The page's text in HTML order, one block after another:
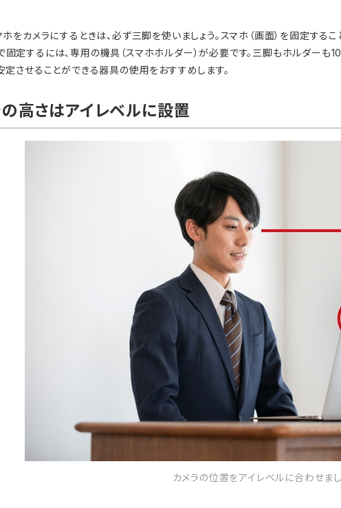
ホをカメラにするときは、必ず三脚を使いましょう。スマホ（画面）を固定する
固定するには、専用の機具（スマホホルダー）が必要です。三脚もホルダーも
定させることができる器具の使用をおすすめします。
高さはアイレベルに設置
カメラの位置をアイレベルに合わせまし